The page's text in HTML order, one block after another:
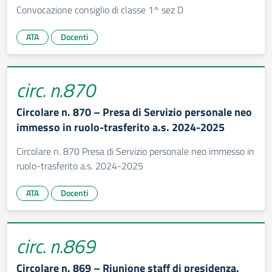
Convocazione consiglio di classe 1^ sez D
ATA Docenti
circ. n.870
Circolare n. 870 – Presa di Servizio personale neo
immesso in ruolo-trasferito a.s. 2024-2025
Circolare n. 870 Presa di Servizio personale neo immesso in
ruolo-trasferito a.s. 2024-2025
ATA Docenti
circ. n.869
Circolare n. 869 – Riunione staff di presidenza.